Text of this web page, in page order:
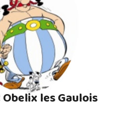
les Gaulois